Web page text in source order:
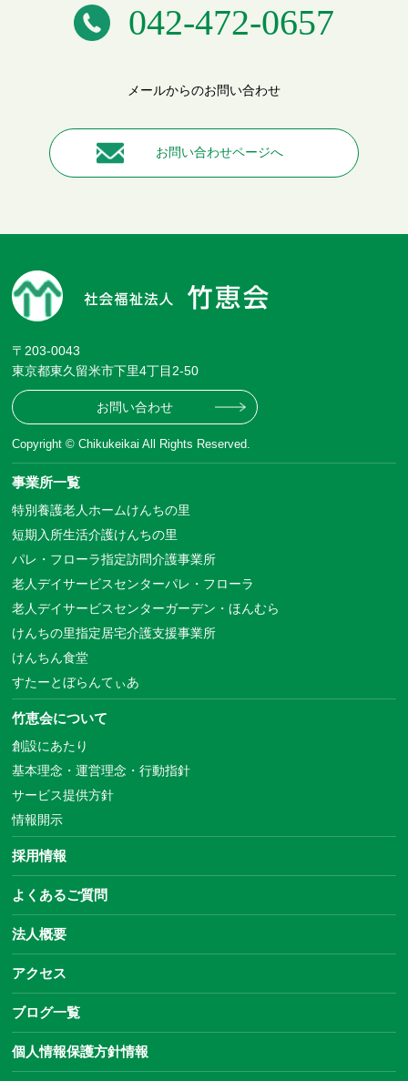
042-472-0657
メールからのお問い合わせ
お問い合わせページへ
〒203-0043
東京都東久留米市下里4丁目2-50
お問い合わせ
Copyright © Chikukeikai All Rights Reserved.
事業所一覧
特別養護老人ホームけんちの里
短期入所生活介護けんちの里
パレ・フローラ指定訪問介護事業所
老人デイサービスセンターパレ・フローラ
老人デイサービスセンターガーデン・ほんむら
けんちの里指定居宅介護支援事業所
けんちん食堂
すたーとぼらんてぃあ
竹恵会について
創設にあたり
基本理念・運営理念・行動指針
サービス提供方針
情報開示
採用情報
よくあるご質問
法人概要
アクセス
ブログ一覧
個人情報保護方針情報